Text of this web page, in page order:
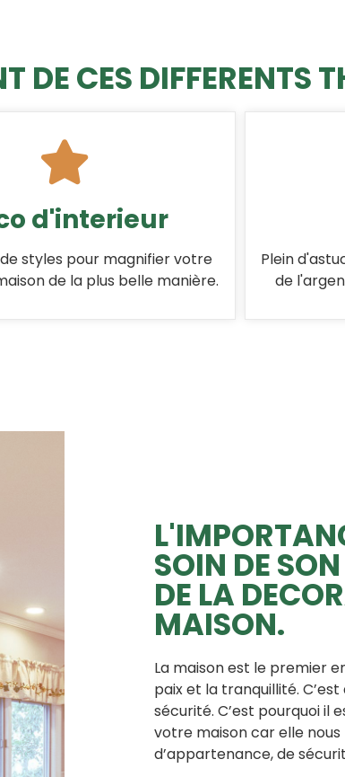
DE CES DIFFERENTS
d'interieur
styles pour magnifier votre
de la plus belle manière.
Plein
de
SOIN DE
DE LA
MAISON.
La maison est le premier
paix et la tranquillité. C’est
sécurité. C’est pourquoi il
votre maison car elle
d’appartenance, de